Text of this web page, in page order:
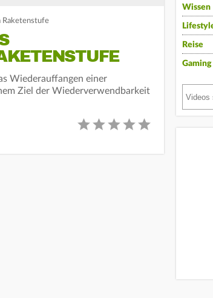
Raketenstufe
Wiederauffangen einer
Ziel der Wiederverwendbarkeit
Wissen
Reise
Gaming